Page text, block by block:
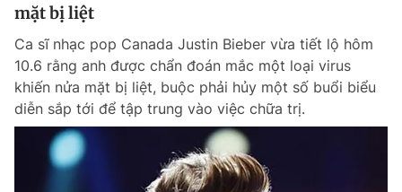
mặt bị liệt
Ca sĩ nhạc pop Canada Justin Bieber vừa tiết lộ hôm
10.6 rằng anh được chẩn đoán mắc một loại virus
khiến nửa mặt bị liệt, buộc phải hủy một số buổi biểu
diễn sắp tới để tập trung vào việc chữa trị.